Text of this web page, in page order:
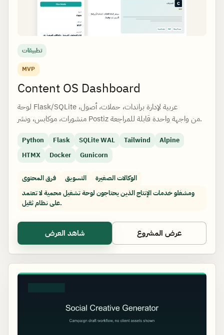
تطبيقات
MVP
Content OS Dashboard
لوحة Flask/SQLite عربية لإدارة براندات، حملات، أصول،
منشورات، موكابس، ونشر Postiz من واجهة واحدة قابلة للمراجعة.
Python Flask SQLite WAL Tailwind
Alpine
HTMX
Docker Gunicorn
فرق المحتوى التسويق
الوكالات الصغيرة
ومشغلو خدمات الإنتاج الذين يحتاجون لوحة تشغيل محمية لا تعتمد
على نظام ثقيل.
شاهد العرض عرض المشروع